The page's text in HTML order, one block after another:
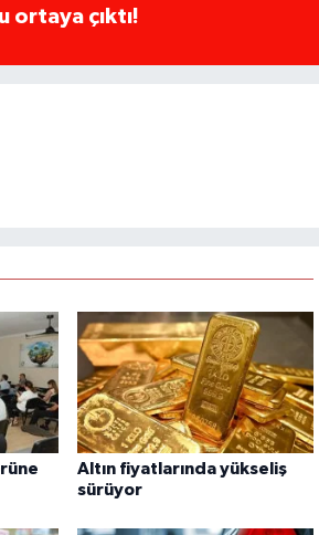
ortaya çıktı!
Altın fiyatlarında yükseliş
sürüyor